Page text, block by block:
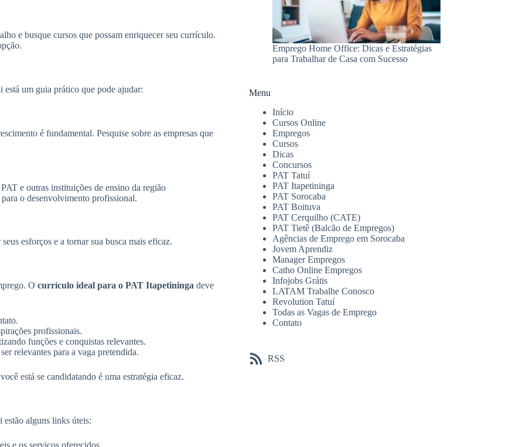
e busque cursos que possam enriquecer seu currículo.
está um guia prático que pode ajudar:
é fundamental. Pesquise sobre as empresas que
e outras instituições de ensino da região
para o desenvolvimento profissional.
esforços e a tornar sua busca mais eficaz.
O currículo ideal para o PAT Itapetininga deve
profissionais.
funções e conquistas relevantes.
relevantes para a vaga pretendida.
está se candidatando é uma estratégia eficaz.
alguns links úteis:
e os serviços oferecidos.
Emprego Home Office: Dicas e Estratégias
para Trabalhar de Casa com Sucesso
Menu
Início
Cursos Online
Empregos
Cursos
Dicas
Concursos
PAT Tatuí
PAT Itapetininga
PAT Sorocaba
PAT Boituva
PAT Cerquilho (CATE)
PAT Tietê (Balcão de Empregos)
Agências de Emprego em Sorocaba
Jovem Aprendiz
Manager Empregos
Catho Online Empregos
Infojobs Grátis
LATAM Trabalhe Conosco
Revolution Tatuí
Todas as Vagas de Emprego
Contato
RSS